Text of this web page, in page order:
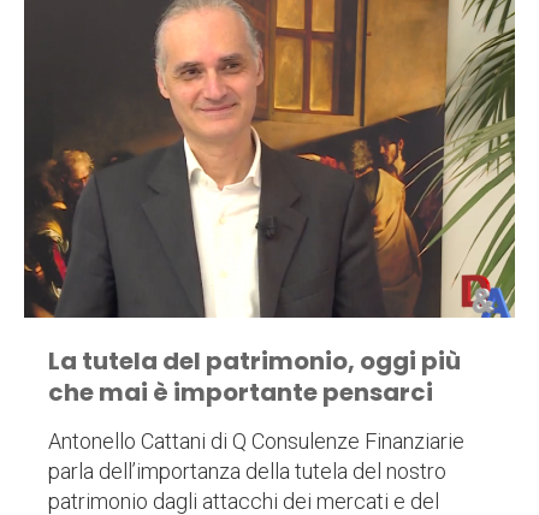
La tutela del patrimonio, oggi più
che mai è importante pensarci
Antonello Cattani di Q Consulenze Finanziarie
parla dell’importanza della tutela del nostro
patrimonio dagli attacchi dei mercati e del